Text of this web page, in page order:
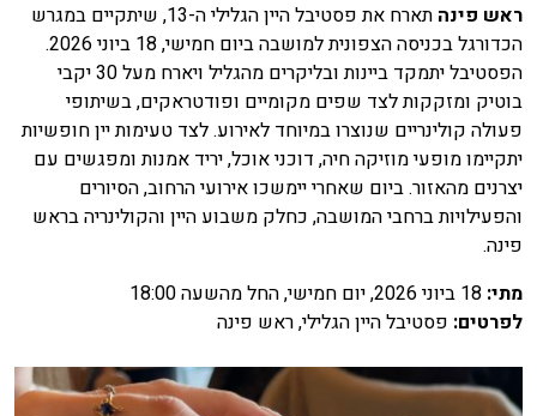
ראש פינה
תארח את פסטיבל היין הגלילי ה-13, שיתקיים במגרש
הכדורגל בכניסה הצפונית למושבה ביום חמישי, 18 ביוני 2026.
הפסטיבל יתמקד ביינות ובליקרים מהגליל ויארח מעל 30 יקבי
בוטיק ומזקקות לצד שפים מקומיים ופודטראקים, בשיתופי
פעולה קולינריים שנוצרו במיוחד לאירוע. לצד טעימות יין חופשיות
יתקיימו מופעי מוזיקה חיה, דוכני אוכל, יריד אמנות ומפגשים עם
יצרנים מהאזור. ביום שאחרי יימשכו אירועי הרחוב, הסיורים
והפעילויות ברחבי המושבה, כחלק משבוע היין והקולינריה בראש
פינה.
מתי:
לפרטים: פסטיבל היין הגלילי, ראש פינה